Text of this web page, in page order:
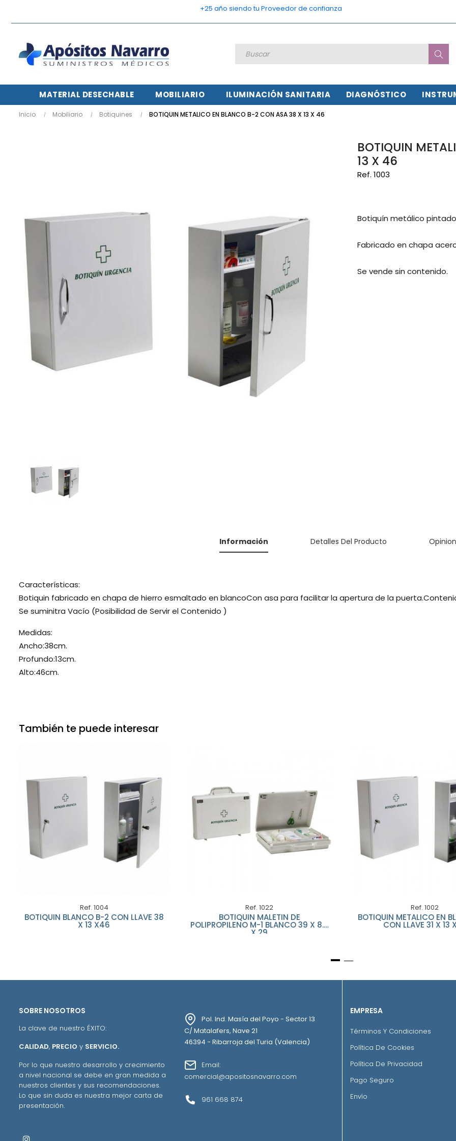
    +25 año siendo tu Proveedor de confianza
MATERIAL DESECHABLE MOBILIARIO ILUMINACIÓN SANITARIA DIAGNÓSTICO
Inicio Mobiliario Botiquines BOTIQUIN METALICO EN BLANCO B-2 CON ASA 38 X 13 X 46
BOTIQUIN
13 X 46
Ref. 1003
Botiquín metálico
Fabricado en chapa
Se vende sin contenido.
Información Detalles Del Producto
Características:
Botiquin fabricado en chapa de hierro esmaltado en blancoCon asa para facilitar la apertura de la
Se suminitra Vacío (Posibilidad de Servir el Contenido )
Medidas:
Ancho:38cm.
Profundo:13cm.
Alto:46cm.
También te puede interesar
Ref. 1004
BOTIQUIN BLANCO B-2 CON LLAVE 38
X 13 X46
Ref. 1022
BOTIQUIN MALETIN DE
POLIPROPILENO M-1 BLANCO 39 X 8.5
X 29
Ref. 1002
BOTIQUIN METALICO EN
CON LLAVE 31 X 13
SOBRE NOSOTROS
La clave de nuestro ÉXITO:
CALIDAD, PRECIO y SERVICIO.
Por lo que nuestro desarrollo y crecimiento
a nivel nacional se debe en gran medida a
nuestros clientes y sus recomendaciones.
Lo que sin duda es nuestra mejor carta de
presentación.
Pol. Ind. Masía del Poyo - Sector 13
C/ Matalafers, Nave 21
46394 - Ribarroja del Turia (Valencia)
Email:
comercial@apositosnavarro.com
961 668 874
EMPRESA
Términos Y Condiciones
Política De Cookies
Política De Privacidad
Pago Seguro
Envío